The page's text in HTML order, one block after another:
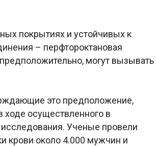
покрытиях и устойчивых к
– перфтороктановая
могут вызывать
это предположение,
осуществленного в
Ученые провели
крови около 4.000 мужчин и